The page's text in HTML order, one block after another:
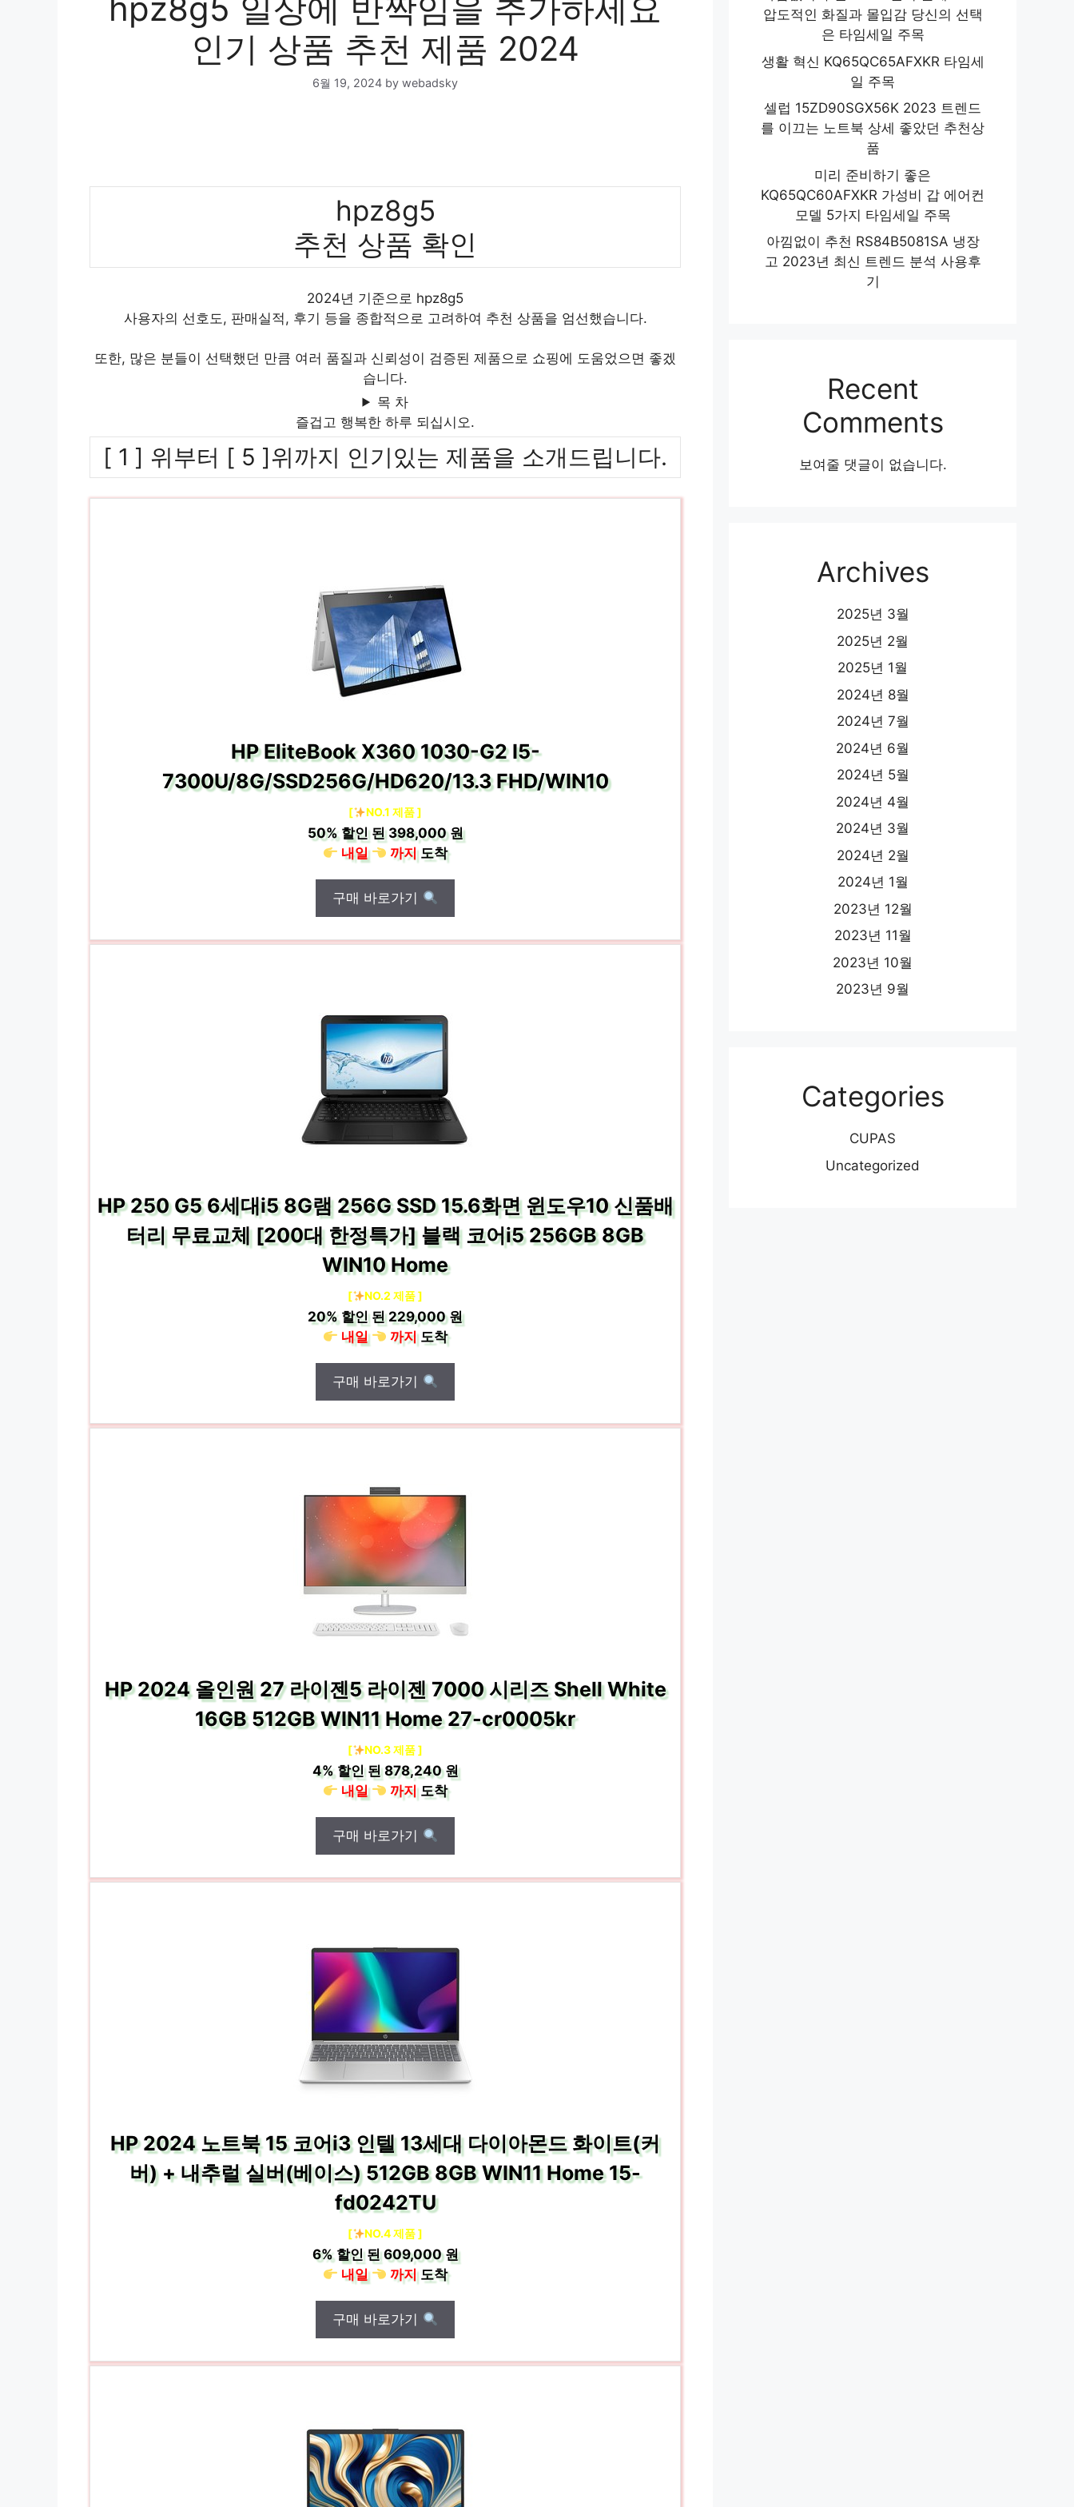
hpz8g5 일상에 반짝임을 추가하세요
인기 상품 추천 제품 2024
6월 19, 2024 by webadsky
hpz8g5
추천 상품 확인
2024년 기준으로 hpz8g5
사용자의 선호도, 판매실적, 후기 등을 종합적으로 고려하여 추천 상품을 엄선했습니다.
또한, 많은 분들이 선택했던 만큼 여러 품질과 신뢰성이 검증된 제품으로 쇼핑에 도움었으면 좋겠
습니다.
목 차
즐겁고 행복한 하루 되십시오.
[ 1 ] 위부터 [ 5 ]위까지 인기있는 제품을 소개드립니다.
HP EliteBook X360 1030-G2 I5-
7300U/8G/SSD256G/HD620/13.3 FHD/WIN10
[ NO.1 제품 ]
50%할인 된398,000 원
내일
까지도착
구매 바로가기
HP 250 G5 6세대i5 8G램 256G SSD 15.6화면 윈도우10 신품배
터리 무료교체 [200대 한정특가] 블랙 코어i5 256GB 8GB
WIN10 Home
[ NO.2 제품 ]
20%할인 된229,000 원
내일
까지도착
구매 바로가기
HP 2024 올인원 27 라이젠5 라이젠 7000 시리즈 Shell White
16GB 512GB WIN11 Home 27-cr0005kr
[ NO.3 제품 ]
4%할인 된878,240 원
내일
까지도착
구매 바로가기
HP 2024 노트북 15 코어i3 인텔 13세대 다이아몬드 화이트(커
버) + 내추럴 실버(베이스) 512GB 8GB WIN11 Home 15-
fd0242TU
[ NO.4 제품 ]
6%할인 된609,000 원
내일
까지도착
구매 바로가기
압도적인 화질과 몰입감 당신의 선택
은 타임세일 주목
생활 혁신 KQ65QC65AFXKR 타임세
일 주목
셀럽 15ZD90SGX56K 2023 트렌드
를 이끄는 노트북 상세 좋았던 추천상
품
미리 준비하기 좋은
KQ65QC60AFXKR 가성비 갑 에어컨
모델 5가지 타임세일 주목
아낌없이 추천 RS84B5081SA 냉장
고 2023년 최신 트렌드 분석 사용후
기
Recent
Comments
보여줄 댓글이 없습니다.
Archives
2025년 3월
2025년 2월
2025년 1월
2024년 8월
2024년 7월
2024년 6월
2024년 5월
2024년 4월
2024년 3월
2024년 2월
2024년 1월
2023년 12월
2023년 11월
2023년 10월
2023년 9월
Categories
CUPAS
Uncategorized